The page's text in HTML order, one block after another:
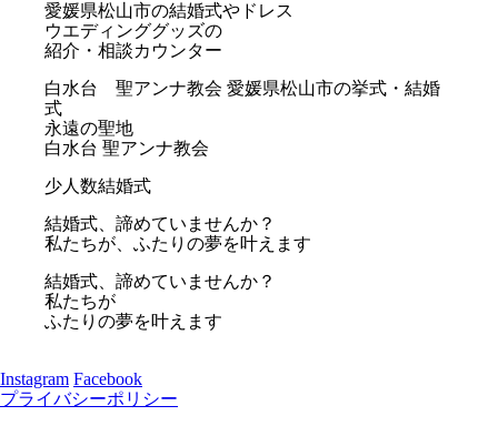
愛媛県松山市の結婚式やドレス
ウエディンググッズの
紹介・相談カウンター
白水台 聖アンナ教会 愛媛県松山市の挙式・結婚
式
永遠の聖地
白水台 聖アンナ教会
少人数結婚式
結婚式、諦めていませんか？
私たちが、ふたりの夢を叶えます
結婚式、諦めていませんか？
私たちが
ふたりの夢を叶えます
Instagram Facebook
プライバシーポリシー